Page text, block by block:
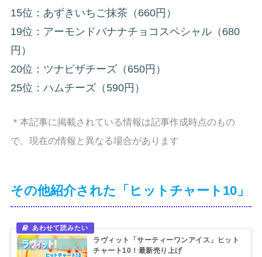
15位：あずきいちご抹茶（660円）
19位：アーモンドバナナチョコスペシャル（680
円）
20位：ツナピザチーズ（650円）
25位：ハムチーズ（590円）
＊本記事に掲載されている情報は記事作成時点のもの
で、現在の情報と異なる場合があります
その他紹介された「ヒットチャート10」
ラヴィット「サーティーワンアイス」ヒット
チャート10！最新売り上げ